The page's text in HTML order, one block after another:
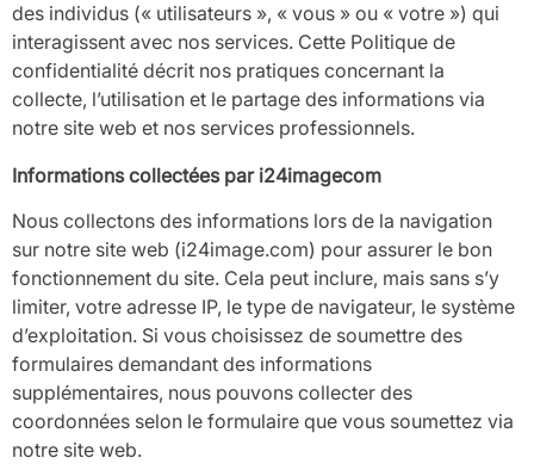
des individus (« utilisateurs », « vous » ou « votre ») qui
interagissent avec nos services. Cette Politique de
confidentialité décrit nos pratiques concernant la
collecte, l’utilisation et le partage des informations via
notre site web et nos services professionnels.
Informations collectées par i24imagecom
Nous collectons des informations lors de la navigation
sur notre site web (i24image.com) pour assurer le bon
fonctionnement du site. Cela peut inclure, mais sans s’y
limiter, votre adresse IP, le type de navigateur, le système
d’exploitation. Si vous choisissez de soumettre des
formulaires demandant des informations
supplémentaires, nous pouvons collecter des
coordonnées selon le formulaire que vous soumettez via
notre site web.